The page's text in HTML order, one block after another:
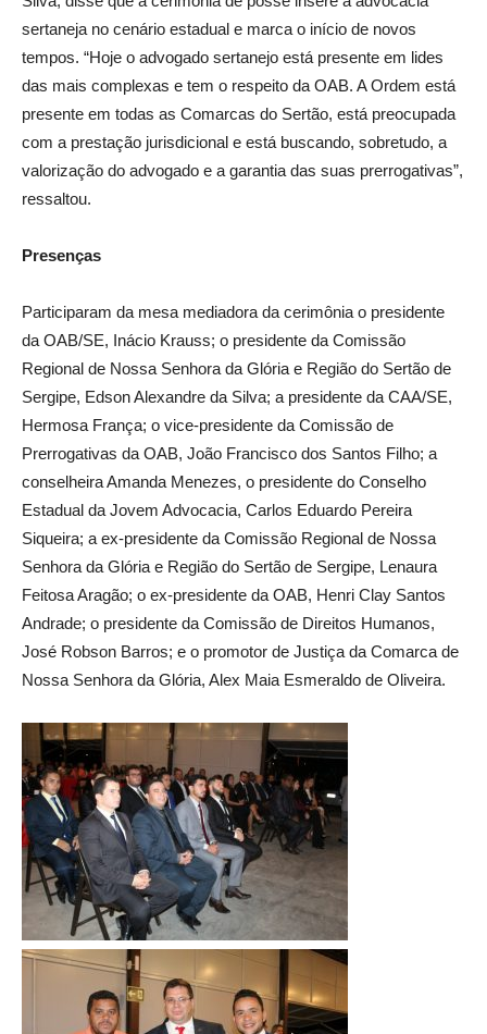
sertaneja no cenário estadual e marca o início de novos
tempos. “Hoje o advogado sertanejo está presente em lides
das mais complexas e tem o respeito da OAB. A Ordem está
presente em todas as Comarcas do Sertão, está preocupada
com a prestação jurisdicional e está buscando, sobretudo, a
valorização do advogado e a garantia das suas prerrogativas”,
ressaltou.
Presenças
Participaram da mesa mediadora da cerimônia o presidente
da OAB/SE, Inácio Krauss; o presidente da Comissão
Regional de Nossa Senhora da Glória e Região do Sertão de
Sergipe, Edson Alexandre da Silva; a presidente da CAA/SE,
Hermosa França; o vice-presidente da Comissão de
Prerrogativas da OAB, João Francisco dos Santos Filho; a
conselheira Amanda Menezes, o presidente do Conselho
Estadual da Jovem Advocacia, Carlos Eduardo Pereira
Siqueira; a ex-presidente da Comissão Regional de Nossa
Senhora da Glória e Região do Sertão de Sergipe, Lenaura
Feitosa Aragão; o ex-presidente da OAB, Henri Clay Santos
Andrade; o presidente da Comissão de Direitos Humanos,
José Robson Barros; e o promotor de Justiça da Comarca de
Nossa Senhora da Glória, Alex Maia Esmeraldo de Oliveira.